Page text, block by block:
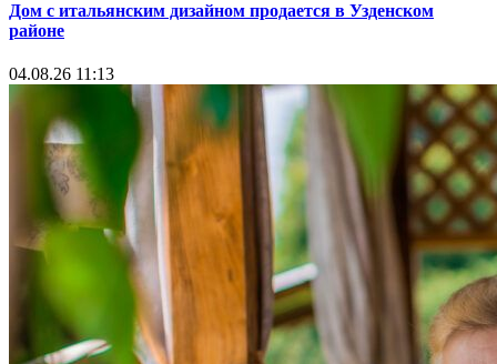
Дом с итальянским дизайном продается в Узденском
районе
04.08.26 11:13